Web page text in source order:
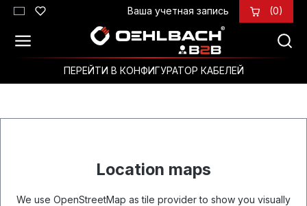
Перейти к основному содержанию
Ваша учетная запись (0)
ПЕРЕЙТИ В КОНФИГУРАТОР КАБЕЛЕЙ
Location maps
We use OpenStreetMap as tile provider to show you visually